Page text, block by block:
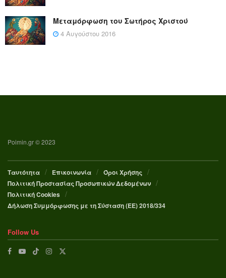
Μεταμόρφωση του Σωτήρος Χριστού
4 Αυγούστου 2016
Poimin.gr © 2023
Ταυτότητα Επικοινωνία
Όροι Χρήσης
Πολιτική Προστασίας Προσωπικών Δεδομένων
Πολιτική Cookies
Δήλωση Συμμόρφωσης με τη Σύσταση (ΕΕ) 2018/334
Follow Us